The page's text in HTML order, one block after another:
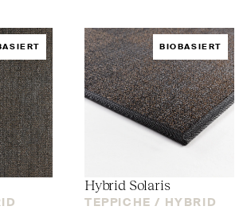
BIOBASIERT
Hybrid Solaris
TEPPICHE / HYBRID